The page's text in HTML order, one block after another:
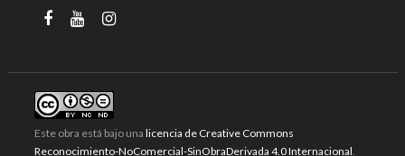
Este obra está bajo una licencia de Creative Commons
Reconocimiento-NoComercial-SinObraDerivada 4.0 Internacional